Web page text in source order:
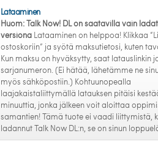
Lataaminen
Huom: Talk Now! DL on saatavilla vain
versiona Lataaminen on helppoa! Klikkaa
ostoskoriin” ja syötä maksutietosi, kuten
Kun maksu on hyväksytty, saat latauslinkin
sarjanumeron. (Ei hätää, lähetämme ne
myös sähköpostiin.) Kohtuunopealla
laajakaistaliittymällä latauksen pitäisi
minuuttia, jonka jälkeen voit aloittaa
samantien! Tämä tuote ei vaadi liittymistä,
ladannut Talk Now DL:n, se on sinun